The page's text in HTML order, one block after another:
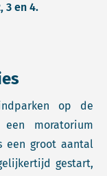
3 en 4.
op de
moratorium
een groot aantal
gestart,